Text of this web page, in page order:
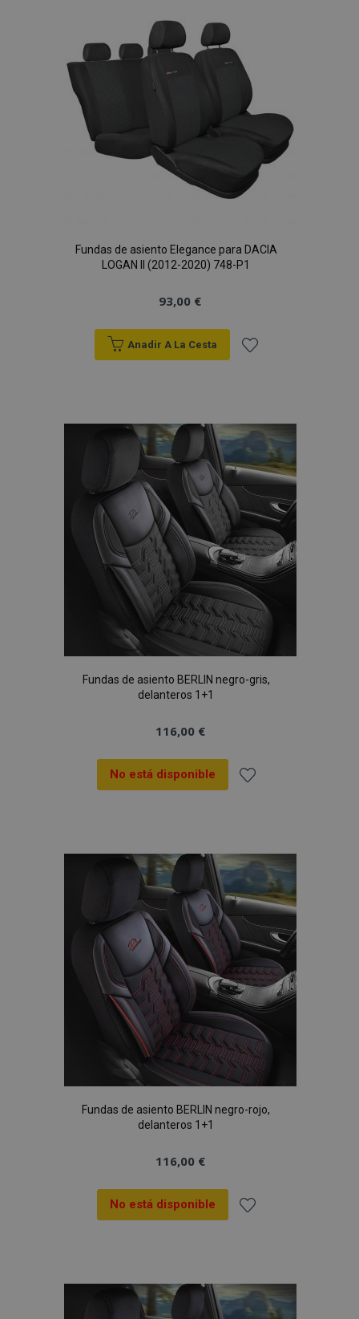
Deseos
Fundas de asiento Elegance para DACIA
LOGAN II (2012-2020) 748-P1
93,00 €
Anadir A La Cesta
Lista
de
Deseos
Fundas de asiento BERLIN negro-gris,
delanteros 1+1
116,00 €
No está disponible
Lista
de
Deseos
Fundas de asiento BERLIN negro-rojo,
delanteros 1+1
116,00 €
No está disponible
Lista